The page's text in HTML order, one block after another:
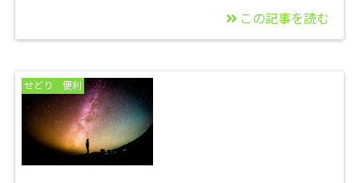
リストを使ってリサー
チ商品を管理
この記事を読む
せどり 便利